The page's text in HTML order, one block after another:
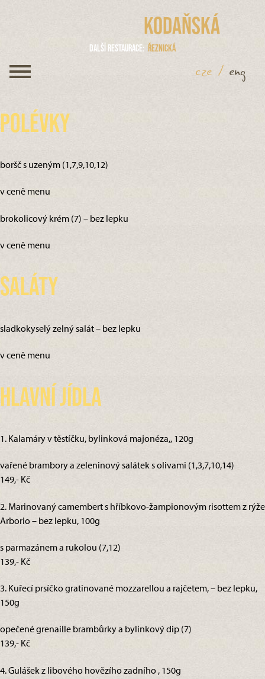
Kodaňská
Další restaurace Řeznická
cze / eng
Polévky
boršč s uzeným (1,7,9,10,12)
v ceně menu
brokolicový krém (7) – bez lepku
v ceně menu
Saláty
sladkokyselý zelný salát – bez lepku
v ceně menu
Hlavní jídla
1. Kalamáry v těstíčku, bylinková majonéza,, 120g
vařené brambory a zeleninový salátek s olivami (1,3,7,10,14)
149,- Kč
2. Marinovaný camembert s hříbkovo-žampionovým risottem z rýže
Arborio – bez lepku, 100g
s parmazánem a rukolou (7,12)
139,- Kč
3. Kuřecí prsíčko gratinované mozzarellou a rajčetem, – bez lepku,
150g
opečené grenaille brambůrky a bylinkový dip (7)
139,- Kč
4. Gulášek z libového hovězího zadního , 150g